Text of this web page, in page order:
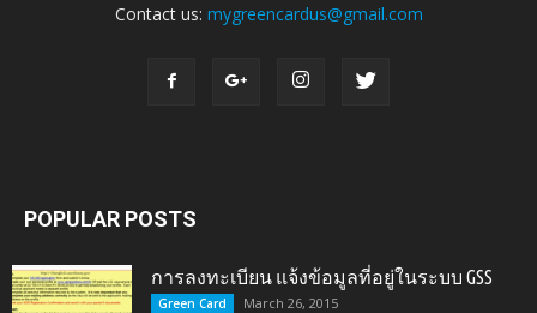
Contact us: mygreencardus@gmail.com
POPULAR POSTS
การลงทะเบียน แจ้งข้อมูลที่อยู่ในระบบ GSS
Green Card March 26, 2015